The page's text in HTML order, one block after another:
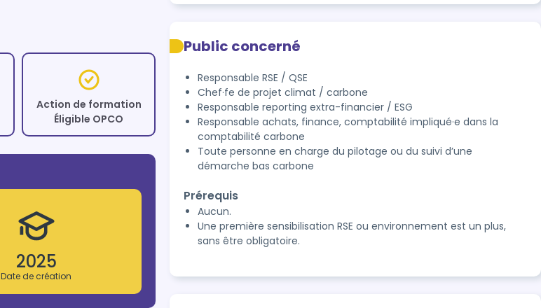
Action de formation
Éligible OPCO
2025
Date de création
Public concerné
Responsable RSE / QSE
Chef·fe de projet climat / carbone
Responsable reporting extra-financier / ESG
Responsable achats, finance, comptabilité impliqué·e dans la
comptabilité carbone
Toute personne en charge du pilotage ou du suivi d’une
démarche bas carbone
Prérequis
Aucun.
Une première sensibilisation RSE ou environnement est un plus,
sans être obligatoire.